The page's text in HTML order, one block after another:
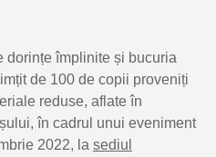
dorințe împlinite și bucuria
de 100 de copii proveniți
reduse, aflate în
în cadrul unui eveniment
2022, la sediul